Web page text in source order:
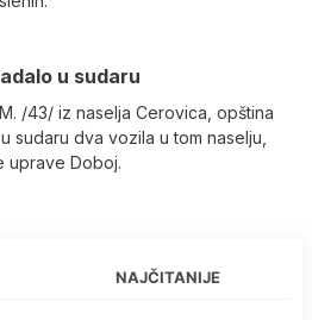
u sudaru
/43/ iz naselja Cerovica, opština
sudaru dva vozila u tom naselju,
uprave Doboj.
NAJČITANIJE